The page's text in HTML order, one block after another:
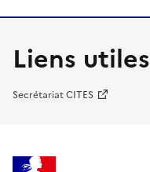
Liens utiles
Secrétariat CITES